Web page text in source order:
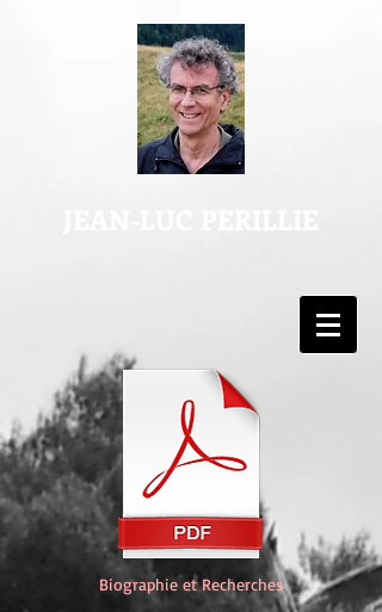
Biographie et Recherches